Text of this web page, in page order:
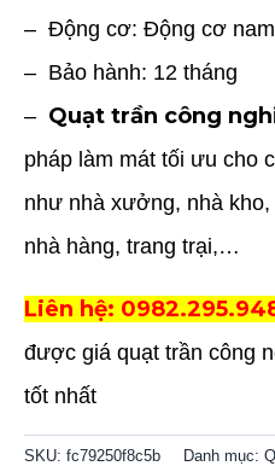
– Động cơ: Động cơ
– Bảo hành: 12 tháng
– Quạt trần công
pháp làm mát tối ưu cho
như nhà xưởng, nhà
nhà hàng, trang trại,…
Liên hệ:
được giá quạt trần công
tốt nhất
SKU: fc79250f8c5b Danh mục: